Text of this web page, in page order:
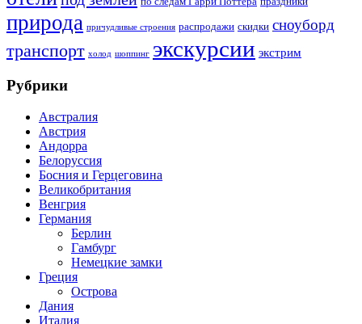
природа причудливые строения распродажи скидки сноуборд
транспорт холод шоппинг экскурсии экстрим
Рубрики
Австралия
Австрия
Андорра
Белоруссия
Босния и Герцеговина
Великобритания
Венгрия
Германия
Берлин
Гамбург
Немецкие замки
Греция
Острова
Дания
Италия